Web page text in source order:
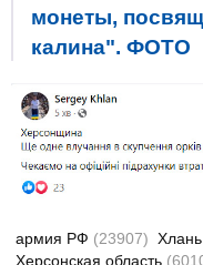
монеты,
калина". ФОТО
армия РФ (23907)
Херсонская область